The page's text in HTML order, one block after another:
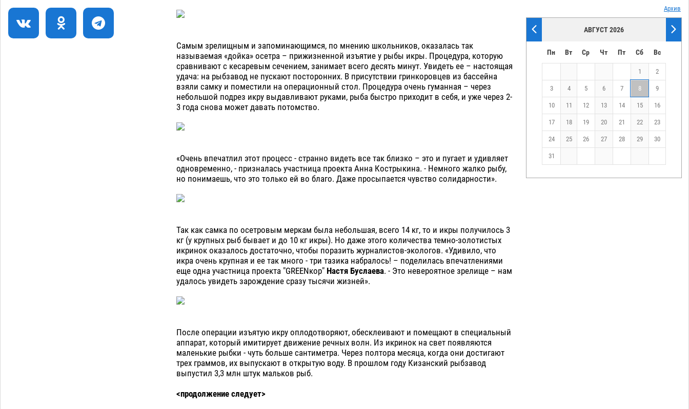
древнюю помойку
11:58
В Астрахани подросток угнал
мотоцикл и похитил чужие мобильник
Самым зрелищным и запоминающимся, по мнению школьников, оказалась так
называемая «дойка» осетра – прижизненной изъятие у рыбы икры. Процедура, которую
сравнивают с кесаревым сечением, занимает всего десять минут. Увидеть ее – настоящая
удача: на рыбзавод не пускают посторонних. В присутствии гринкоровцев из бассейна
взяли самку и поместили на операционный стол. Процедура очень гуманная – через
небольшой подрез икру выдавливают руками, рыба быстро приходит в себя, и уже через 2-
3 года снова может давать потомство.
«Очень впечатлил этот процесс - странно видеть все так близко – это и пугает и удивляет
одновременно, - призналась участница проекта Анна Кострыкина. - Немного жалко рыбу,
но понимаешь, что это только ей во благо. Даже просыпается чувство солидарности».
Так как самка по осетровым меркам была небольшая, всего 14 кг, то и икры получилось 3
кг (у крупных рыб бывает и до 10 кг икры). Но даже этого количества темно-золотистых
икринок оказалось достаточно, чтобы поразить журналистов-экологов. «Удивило, что
икра очень крупная и ее так много - три тазика набралось! – поделилась впечатлениями
еще одна участница проекта "GREENкор" Настя Буслаева. - Это невероятное зрелище – нам
удалось увидеть зарождение сразу тысячи жизней».
После операции изъятую икру оплодотворяют, обесклеивают и помещают в специальный
аппарат, который имитирует движение речных волн. Из икринок на свет появляются
маленькие рыбки - чуть больше сантиметра. Через полтора месяца, когда они достигают
трех граммов, их выпускают в открытую воду. В прошлом году Кизанский рыбзавод
выпустил 3,3 млн штук мальков рыб.
<продолжение следует>
Архив
АВГУСТ 2026
Пн Вт Ср Чт Пт Сб Вс
1 2
3 4 5 6 7 8 9
10 11 12 13 14 15 16
17 18 19 20 21 22 23
24 25 26 27 28 29 30
31